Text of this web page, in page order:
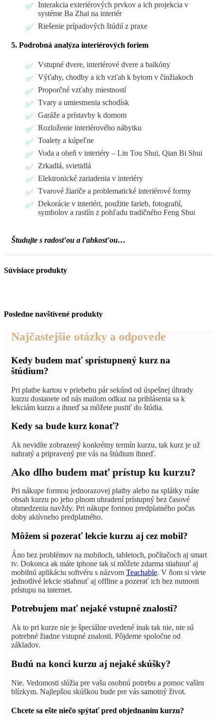
Interakcia exteriérových prvkov a ich projekcia v
systéme Ba Zhai na interiér
Riešenie prípadových štúdií z praxe
5. Podrobná analýza interiérových foriem
Vstupné dvere, interiérové dvere a balkóny
Výťahy, chodby a ich vzťah k bytom v činžiakoch
Proporčné vzťahy miestností
Tvary a umiestnenia schodísk
Garáže a prístavby k domom
Rozloženie interiérového nábytku
Toalety a kúpeľne
Voda a oheň v interiéry – Lin Tou Shui, Qian Bi Shui
Zrkadlá, svietidlá
Elektronické zariadenia v interiéry
Tvarové žiariče a problematické interiérové formy
Dekorácie v interiéri, použitie farieb, fotografií,
symbolov a rastlín z pohľadu tradičného Feng Shui
Študujte s radosťou a ľahkosťou…
Súvisiace produkty
Posledne navštívené produkty
Najčastejšie otázky a odpovede
Kedy budem mať sprístupnený kurz na
štúdium?
Pri platbe kartou v priebehu pár sekúnd od úspešnej úhrady
kurzu dostanete od nás mailom odkaz na prihlásenia sa k
lekciám kurzu a ihneď sa môžete pustiť do štúdia.
Kedy sa bude kurz konať?
Ak nevidíte zobrazený konkrétny termín kurzu, tak kurz je už
nahratý a pripravený pre vás na štúdium ihneď.
Ako dlho budem mať prístup ku kurzu?
Pri nákupe formou jednorazovej platby alebo na splátky máte
obsah kurzu po jeho plnom uhradení prístupný bez časové
obmedzenia navždy. Pri nákupe formou predplatného počas
doby aktívneho predplatného.
Môžem si pozerať lekcie kurzu aj cez mobil?
Áno bez problémov na mobiloch, tabletoch, počítačoch aj smart
tv. Dokonca ak máte iphone tak si môžete zdarma stiahnuť aj
mobilnú aplikáciu softvéru s názvom Teachable. V ňom si viete
jednotlivé lekcie stiahnuť aj offline a pozerať ich bez nutnosti
prístupu na internet.
Potrebujem mať nejaké vstupné znalosti?
Ak to pri kurze nie je špeciálne uvedené inak tak nie, nie sú
potrebné žiadne vstupné znalosti. Pôjdeme spoločne od
základov.
Budú na konci kurzu aj nejaké skúšky?
Nie. Vedomosti slúžia pre vašu osobnú potrebu a pomoc vašim
blízkym. Najlepšou skúškou bude pre vás samotný život.
Chcete sa ešte niečo spýtať pred objednaním kurzu?